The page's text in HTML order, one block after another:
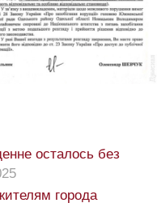
осталось без
города